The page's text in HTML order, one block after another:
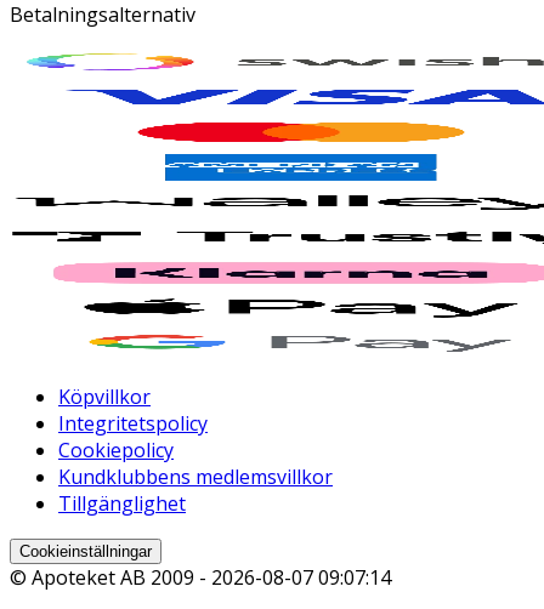
Betalningsalternativ
Köpvillkor
Integritetspolicy
Cookiepolicy
Kundklubbens medlemsvillkor
Tillgänglighet
Cookieinställningar
© Apoteket AB 2009 - 2026-08-07 09:07:14